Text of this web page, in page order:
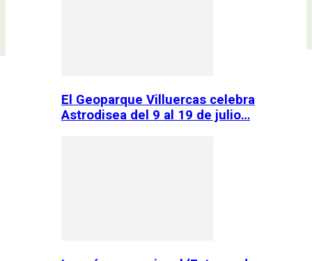
El Geoparque Villuercas celebra
Astrodisea del 9 al 19 de julio…